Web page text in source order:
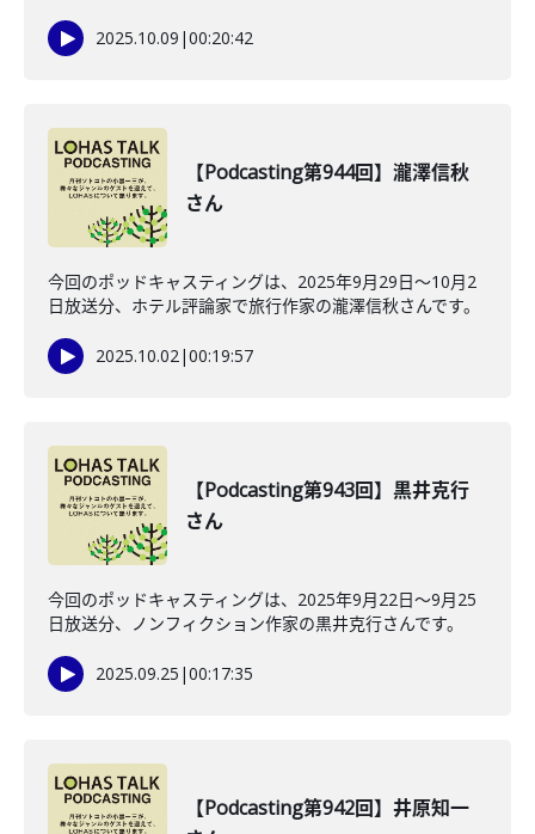
2025.10.09 |00:20:42
【Podcasting第944回】瀧澤信秋
さん
今回のポッドキャスティングは、2025年9月29日〜10月2
日放送分、ホテル評論家で旅行作家の瀧澤信秋さんです。
2025.10.02|00:19:57
【Podcasting第943回】黒井克行
さん
今回のポッドキャスティングは、2025年9月22日〜9月25
日放送分、ノンフィクション作家の黒井克行さんです。
2025.09.25 |00:17:35
【Podcasting第942回】井原知一